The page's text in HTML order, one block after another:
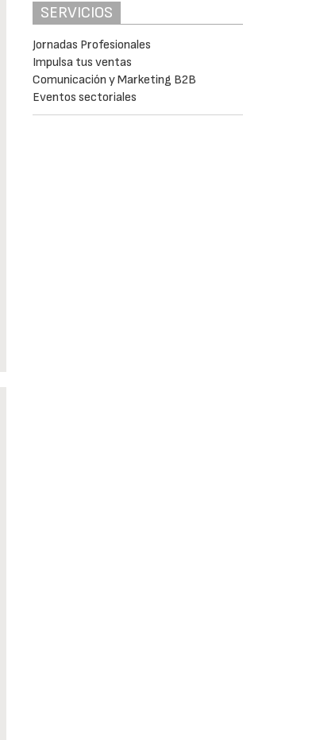
SERVICIOS
Jornadas Profesionales
Impulsa tus ventas
Comunicación y Marketing B2B
Eventos sectoriales